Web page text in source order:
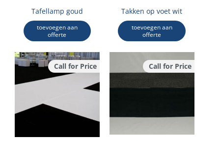
Tafellamp goud
toevoegen aan
offerte
Takken op voet wit
toevoegen aan
offerte
Call for Price Call for Price